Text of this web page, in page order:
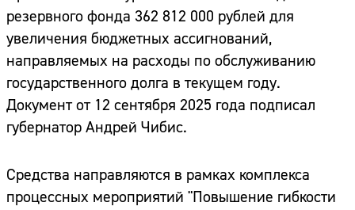
резервного фонда 362 812 000 рублей для
увеличения бюджетных ассигнований,
направляемых на расходы по обслуживанию
государственного долга в текущем году.
Документ от 12 сентября 2025 года подписал
губернатор Андрей Чибис.
Средства направляются в рамках комплекса
процессных мероприятий "Повышение гибкости